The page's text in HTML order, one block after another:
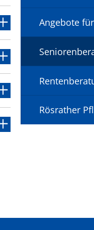
Angebote
Rösrather